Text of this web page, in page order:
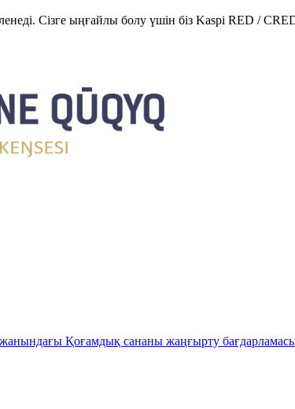
Сізге ыңғайлы болу үшін біз Kaspi RED /
Қоғамдық сананы жаңғырту